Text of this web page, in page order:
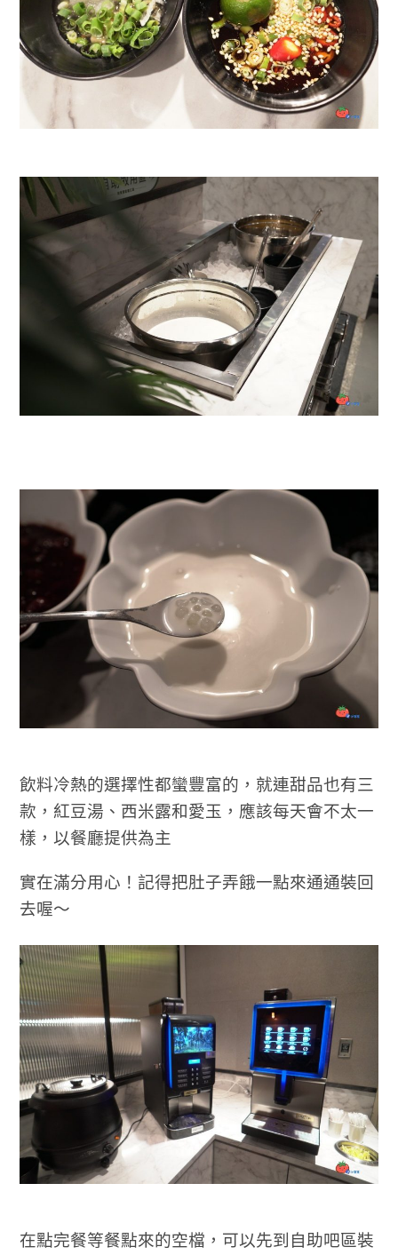
飲料冷熱的選擇性都蠻豐富的，就連甜品也有三
款，紅豆湯、西米露和愛玉，應該每天會不太一
樣，以餐廳提供為主
實在滿分用心！記得把肚子弄餓一點來通通裝回
去喔～
在點完餐等餐點來的空檔，可以先到自助吧區裝